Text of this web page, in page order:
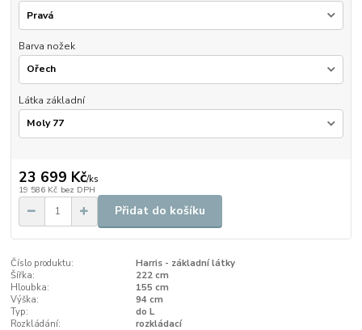
Barva nožek
Látka základní
23 699 Kč/ks
19 586 Kč bez DPH
Přidat do košíku
Číslo produktu:
Harris - základní látky
Šířka:
222 cm
Hloubka:
155 cm
Výška:
94 cm
Typ:
do L
Rozkládání:
rozkládací